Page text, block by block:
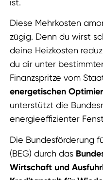
ist.
Diese Mehrkosten
zügig. Denn du wirst
deine Heizkosten
du dir unter
Finanzspritze vom
energetischen
unterstützt die
energieeffizienter
Die Bundesförderung
(BEG) durch das
Wirtschaft und